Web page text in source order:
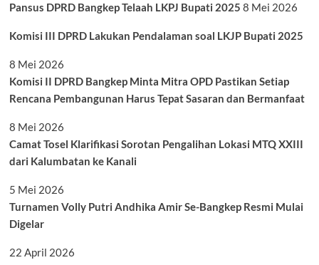
Pansus DPRD Bangkep Telaah LKPJ Bupati 2025 8 Mei 2026
Komisi III DPRD Lakukan Pendalaman soal LKJP Bupati 2025
8 Mei 2026
Komisi II DPRD Bangkep Minta Mitra OPD Pastikan Setiap
Rencana Pembangunan Harus Tepat Sasaran dan Bermanfaat
8 Mei 2026
Camat Tosel Klarifikasi Sorotan Pengalihan Lokasi MTQ XXIII
dari Kalumbatan ke Kanali
5 Mei 2026
Turnamen Volly Putri Andhika Amir Se-Bangkep Resmi Mulai
Digelar
22 April 2026